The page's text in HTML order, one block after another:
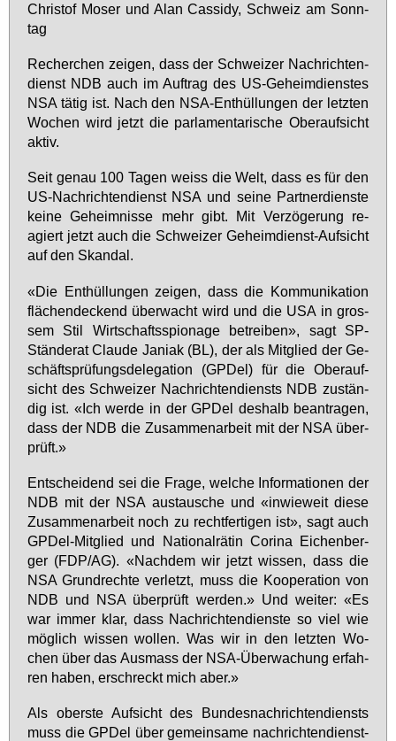
Chris­tof Mo­ser und Alan Cas­sidy, Schweiz am Sonn­
tag
Re­cher­chen zei­gen, dass der Schwei­zer Nach­rich­ten­
dienst NDB auch im Auf­trag des US-Ge­heim­diens­tes
NSA tä­tig ist. Nach den NSA-Ent­hül­lun­gen der letz­ten
Wo­chen wird jetzt die par­la­men­ta­ri­sche Ober­auf­sicht
ak­tiv.
Seit ge­nau 100 Ta­gen weiss die Welt, dass es für den
US-Nach­rich­ten­dienst NSA und sei­ne Part­ner­diens­te
kei­ne Ge­heim­nis­se mehr gibt. Mit Ver­zö­ge­rung re­
agiert jetzt auch die Schwei­zer Ge­heim­dienst-Auf­sicht
auf den Skan­dal.
«Die Ent­hül­lun­gen zei­gen, dass die Kom­mu­ni­ka­ti­on
flä­chen­de­ckend über­wacht wird und die USA in gros­
sem Stil Wirt­schafts­spio­na­ge be­trei­ben», sagt SP-
Stän­de­rat Clau­de Ja­ni­ak (BL), der als Mit­glied der Ge­
schäfts­prü­fungs­de­le­ga­ti­on (GPDel) für die Ober­auf­
sicht des Schwei­zer Nach­rich­ten­diensts NDB zu­stän­
dig ist. «Ich wer­de in der GPDel des­halb be­an­tra­gen,
dass der NDB die Zu­sam­men­ar­beit mit der NSA über­
prüft.»
Ent­schei­dend sei die Fra­ge, wel­che In­for­ma­tio­nen der
NDB mit der NSA aus­tau­sche und «in­wie­weit die­se
Zu­sam­men­ar­beit noch zu recht­fer­ti­gen ist», sagt auch
GPDel-Mit­glied und Na­tio­nal­rä­tin Co­ri­na Ei­chen­ber­
ger (FDP/AG). «Nach­dem wir jetzt wis­sen, dass die
NSA Grund­rech­te ver­letzt, muss die Ko­ope­ra­ti­on von
NDB und NSA über­prüft wer­den.» Und wei­ter: «Es
war im­mer klar, dass Nach­rich­ten­diens­te so viel wie
mög­lich wis­sen wol­len. Was wir in den letz­ten Wo­
chen über das Aus­mass der NSA-Über­wa­chung er­fah­
ren ha­ben, er­schreckt mich aber.»
Als obers­te Auf­sicht des Bun­des­nach­rich­ten­diensts
muss die GPDel über ge­mein­sa­me nach­rich­ten­dienst­